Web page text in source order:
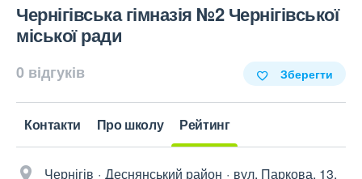
Чернігівська гімназія №2 Чернігівської
міської ради
0 відгуків Зберегти
Контакти Про школу Рейтинг
Чернігів Деснянський район
вул. Паркова, 13,